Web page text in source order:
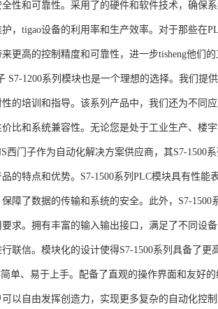
性和可靠性。采用了的硬件和软件技术，确保
，tigao设备的利用率和生产效率。对于那些在
更高的控制精度和可靠性，进一步tisheng他们
S7-1200系列模块也是一个理想的选择。我们
的培训和指导。该系列产品中，我们还为不同
比和系统兼容性。无论您是处于工业生产、楼
子作为自动化解决方案供应商，其S7-1500系
的特点和优势。S7-1500系列PLC模块具有性
障了数据的传输和系统的安全。此外，S7-
求。拥有丰富的输入输出接口，满足了不同设
联信。模块化的设计使得S7-1500系列具备了
单、易于上手。配备了直观的操作界面和友好
以自由发挥创造力，实现更多复杂的自动化控